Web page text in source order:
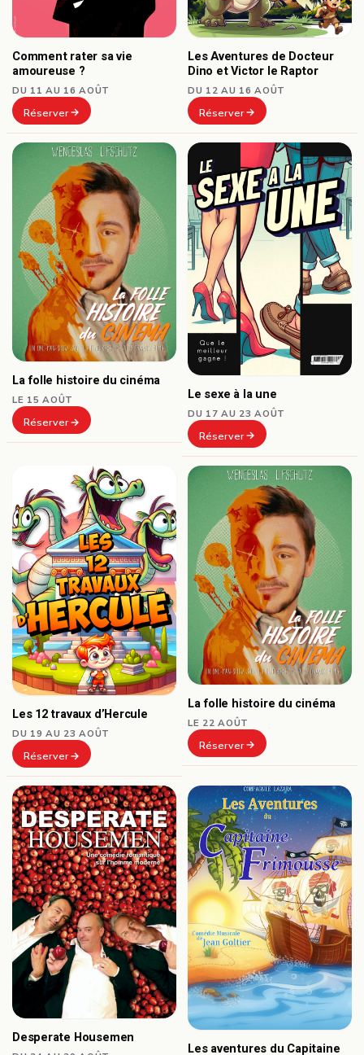
Comment rater sa vie
amoureuse ?
DU 11 AU 16 AOÛT
Réserver
Les Aventures de Docteur
Dino et Victor le Raptor
DU 12 AU 16 AOÛT
Réserver
La folle histoire du cinéma
LE 15 AOÛT
Réserver
Le sexe à la une
DU 17 AU 23 AOÛT
Réserver
Les 12 travaux d’Hercule
DU 19 AU 23 AOÛT
Réserver
La folle histoire du cinéma
LE 22 AOÛT
Réserver
Desperate Housemen
Les aventures du Capitaine